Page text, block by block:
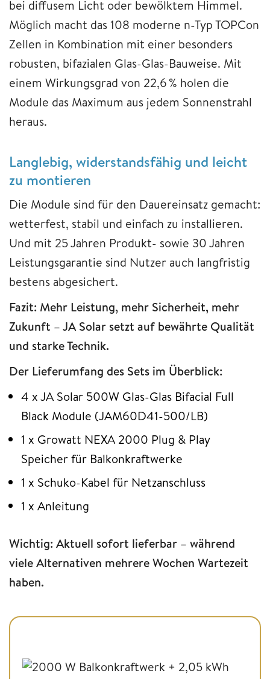
bei diffusem Licht oder bewölktem Himmel.
Möglich macht das 108 moderne n-Typ TOPCon
Zellen in Kombination mit einer besonders
robusten, bifazialen Glas-Glas-Bauweise. Mit
einem Wirkungsgrad von 22,6 % holen die
Module das Maximum aus jedem Sonnenstrahl
heraus.
Langlebig, widerstandsfähig und leicht
zu montieren
Die Module sind für den Dauereinsatz gemacht:
wetterfest, stabil und einfach zu installieren.
Und mit 25 Jahren Produkt- sowie 30 Jahren
Leistungsgarantie sind Nutzer auch langfristig
bestens abgesichert.
Fazit: Mehr Leistung, mehr Sicherheit, mehr
Zukunft – JA Solar setzt auf bewährte Qualität
und starke Technik.
Der Lieferumfang des Sets im Überblick:
4 x JA Solar 500W Glas-Glas Bifacial Full
Black Module (JAM60D41-500/LB)
1 x Growatt NEXA 2000 Plug & Play
Speicher für Balkonkraftwerke
1 x Schuko-Kabel für Netzanschluss
1 x Anleitung
Wichtig: Aktuell sofort lieferbar – während
viele Alternativen mehrere Wochen Wartezeit
haben.